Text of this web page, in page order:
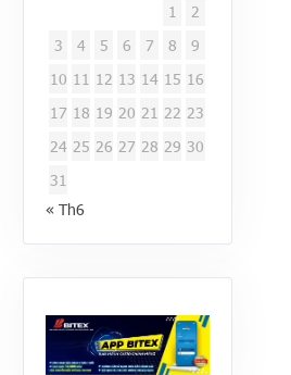
1
2
3
4 5 6 7 8
9
10 11 12 13 14 15 16
17 18 19 20 21 22 23
24 25 26 27 28 29 30
31
« Th6